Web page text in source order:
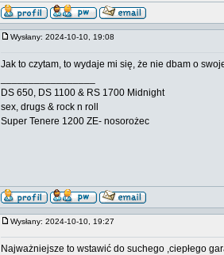
Wysłany: 2024-10-10, 19:08
Jak to czytam, to wydaje mi się, że nie dbam o
DS 650, DS 1100 & RS 1700 Midnight
sex, drugs & rock n roll
Super Tenere 1200 ZE- nosorożec
Wysłany: 2024-10-10, 19:27
Najważniejsze to wstawić do suchego ,ciepłego